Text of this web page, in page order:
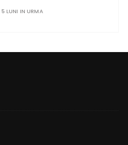
5 LUNI IN URMA